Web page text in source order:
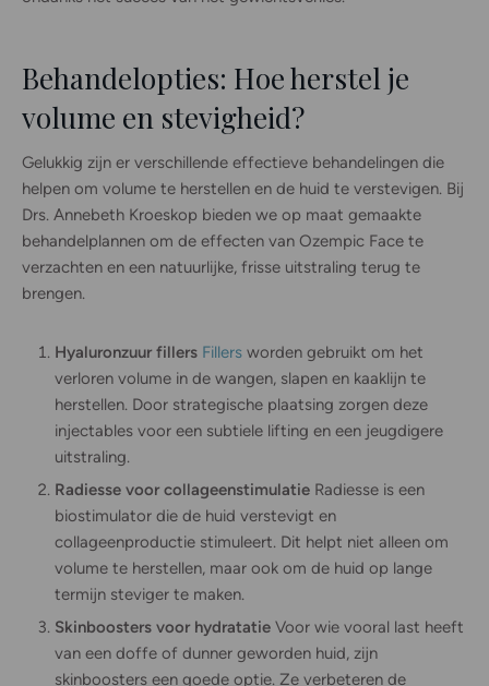
Behandelopties: Hoe herstel je
volume en stevigheid?
Gelukkig zijn er verschillende effectieve behandelingen die
helpen om volume te herstellen en de huid te verstevigen. Bij
Drs. Annebeth Kroeskop bieden we op maat gemaakte
behandelplannen om de effecten van Ozempic Face te
verzachten en een natuurlijke, frisse uitstraling terug te
brengen.
Hyaluronzuur fillers Fillers worden gebruikt om het
verloren volume in de wangen, slapen en kaaklijn te
herstellen. Door strategische plaatsing zorgen deze
injectables voor een subtiele lifting en een jeugdigere
uitstraling.
Radiesse voor collageenstimulatie Radiesse is een
biostimulator die de huid verstevigt en
collageenproductie stimuleert. Dit helpt niet alleen om
volume te herstellen, maar ook om de huid op lange
termijn steviger te maken.
Skinboosters voor hydratatie Voor wie vooral last heeft
van een doffe of dunner geworden huid, zijn
skinboosters een goede optie. Ze verbeteren de